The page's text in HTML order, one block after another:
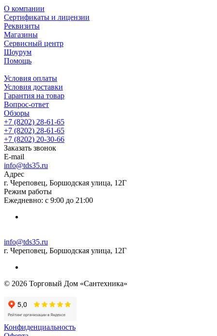
О компании
Сертификаты и лицензии
Реквизиты
Магазины
Сервисный центр
Шоурум
Помощь
Условия оплаты
Условия доставки
Гарантия на товар
Вопрос-ответ
Обзоры
+7 (8202) 28‑61-65
+7 (8202) 28‑61-65
+7 (8202) 20‑30-66
Заказать звонок
E-mail
info@tds35.ru
Адрес
г. Череповец, Боршодская улица, 12Г
Режим работы
Ежедневно: с 9:00 до 21:00
info@tds35.ru
г. Череповец, Боршодская улица, 12Г
© 2026 Торговый Дом «Сантехника»
Конфиденциальность